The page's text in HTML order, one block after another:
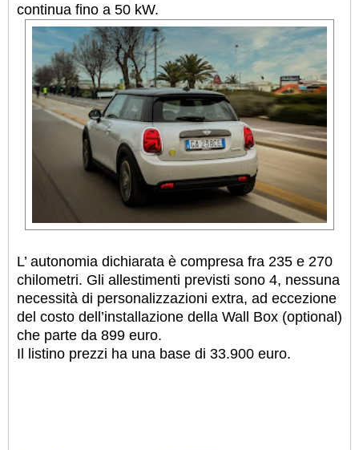
continua fino a 50 kW.
L’ autonomia dichiarata è compresa fra 235 e 270
chilometri. Gli allestimenti previsti sono 4, nessuna
necessità di personalizzazioni extra, ad eccezione
del costo dell’installazione della Wall Box (optional)
che parte da 899 euro.
Il listino prezzi ha una base di 33.900 euro.